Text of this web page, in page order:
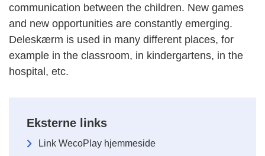
communication between the children. New games
and new opportunities are constantly emerging.
Deleskærm is used in many different places, for
example in the classroom, in kindergartens, in the
hospital, etc.
Eksterne links
Link WecoPlay hjemmeside